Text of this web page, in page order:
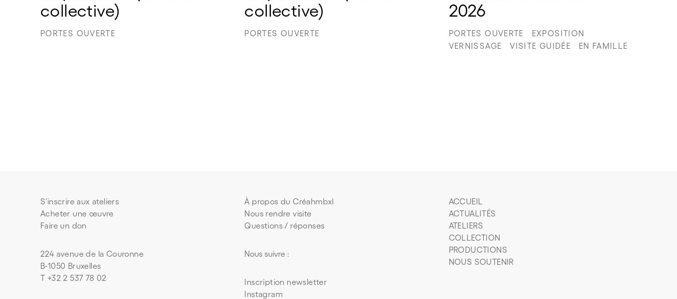
collective)
PORTES OUVERTE
collective)
PORTES OUVERTE
2026
PORTES OUVERTE
EXPOSITION
VERNISSAGE
VISITE GUIDÉE EN FAMILLE
S’inscrire aux ateliers
Acheter une œuvre
Faire un don
À propos du Créahmbxl
Nous rendre visite
Questions / réponses
ACCUEIL
ACTUALITÉS
ATELIERS
COLLECTION
PRODUCTIONS
NOUS SOUTENIR
224 avenue de la Couronne
B-1050 Bruxelles
T +32 2 537 78 02
Nous suivre :
Inscription newsletter
Instagram